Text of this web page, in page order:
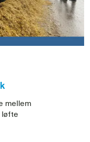
mellem
løfte